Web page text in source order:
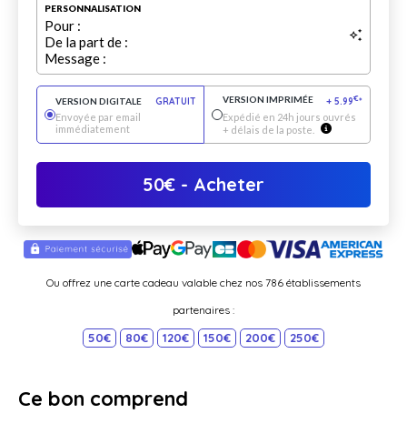
PERSONNALISATION
Pour :
De la part de :
Message :
VERSION DIGITALE
GRATUIT
Envoyée par email
immédiatement
VERSION IMPRIMÉE + 5.99€*
Expédié en 24h jours ouvrés
+ délais de la poste.
50€ - Acheter
Ou offrez une carte cadeau valable chez nos 786 établissements
partenaires :
50€ 80€ 120€ 150€ 200€ 250€
Ce bon comprend